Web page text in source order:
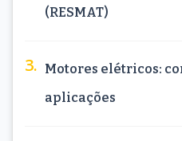
(RESMAT)
Motores elétricos:
aplicações